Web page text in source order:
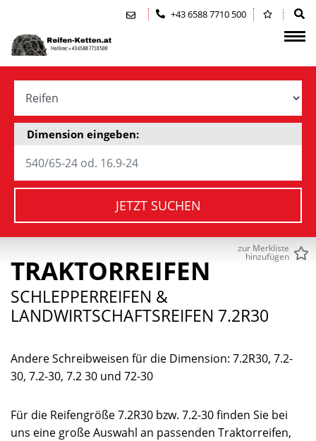
Zum Inhalt springen (Alt+0)
Zum Hauptmenü springen (Alt+1)+43 6588 7710 500
Dimension eingeben:
JETZT SUCHEN
zur Merkliste
hinzufügen
TRAKTORREIFEN
SCHLEPPERREIFEN &
LANDWIRTSCHAFTSREIFEN 7.2R30
Andere Schreibweisen für die Dimension: 7.2R30, 7.2-
30, 7.2-30, 7.2 30 und 72-30
Für die Reifengröße 7.2R30 bzw. 7.2-30 finden Sie bei
uns eine große Auswahl an passenden Traktorreifen,